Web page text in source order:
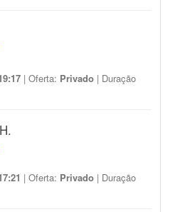
| Oferta: Privado | Duração
| Oferta: Privado | Duração